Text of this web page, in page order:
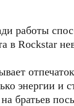
работы
в Rockstar
энергии и
братьев